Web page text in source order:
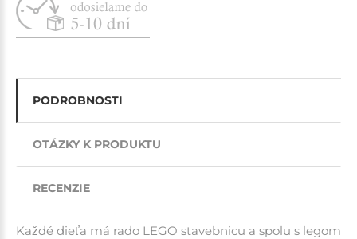
PODROBNOSTI
OTÁZKY K PRODUKTU
RECENZIE
Každé dieťa má rado LEGO stavebnicu a spolu s legom